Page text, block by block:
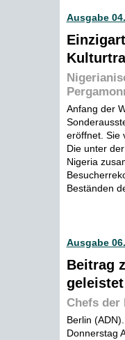
Ausgabe
Anfang der
eröffnet. Sie
Die unter
Nigeria
Beständen
Ausgabe
Beitrag
geleistet
Chefs der
Berlin
Donnerstag